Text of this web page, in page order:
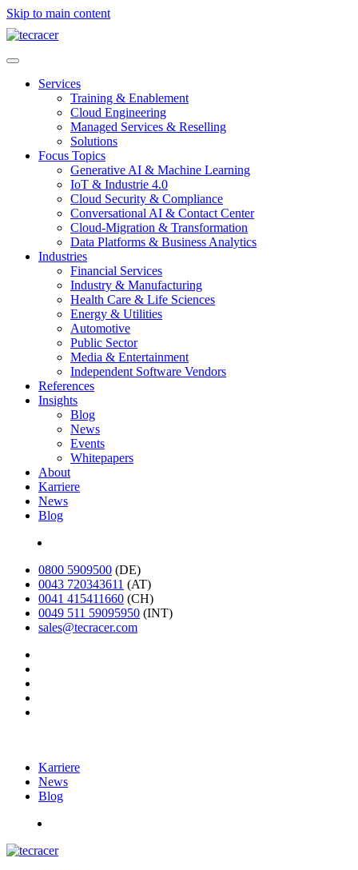
Skip to main content
Services
Training & Enablement
Cloud Engineering
Managed Services & Reselling
Solutions
Focus Topics
Generative AI & Machine Learning
IoT & Industrie 4.0
Cloud Security & Compliance
Conversational AI & Contact Center
Cloud-Migration & Transformation
Data Platforms & Business Analytics
Industries
Financial Services
Industry & Manufacturing
Health Care & Life Sciences
Energy & Utilities
Automotive
Public Sector
Media & Entertainment
Independent Software Vendors
References
Insights
Blog
News
Events
Whitepapers
About
Karriere
News
Blog
0800 5909500 (DE)
0043 720343611 (AT)
0041 415411660 (CH)
0049 511 59095950 (INT)
sales@tecracer.com
Karriere
News
Blog